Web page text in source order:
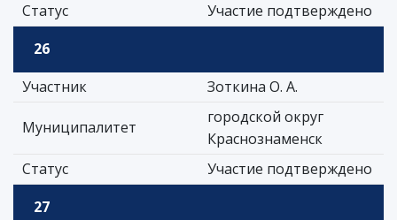
Статус
Участие подтверждено
26
Участник
Зоткина О. А.
Муниципалитет
городской округ
Краснознаменск
Статус
Участие подтверждено
27